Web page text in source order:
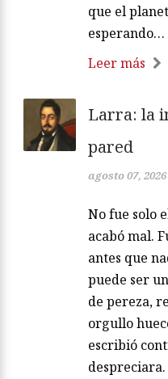
que el
esperando…
Leer más
Larra: la
pared
agosto 07, 2026
No fue solo
acabó mal.
antes que
puede ser
de pereza,
orgullo
escribió